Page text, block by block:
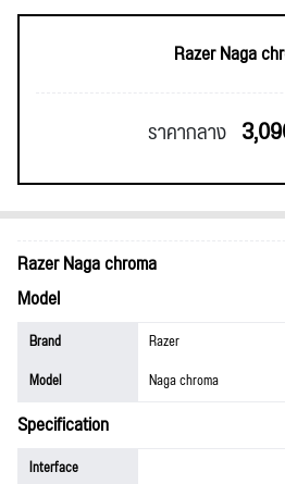
Razer Naga
ราคากลาง
Razer Naga chroma
Model
Brand
Razer
Model
Naga chroma
Specification
Interface